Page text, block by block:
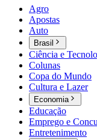
Agro
Apostas
Auto
Brasil
Ciência e
Colunas
Copa do Mundo
Cultura e Lazer
Economia
Educação
Emprego e
Entretenimento